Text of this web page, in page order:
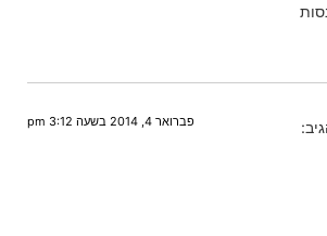
פברואר 4, 2014 בשעה 3:12 pm